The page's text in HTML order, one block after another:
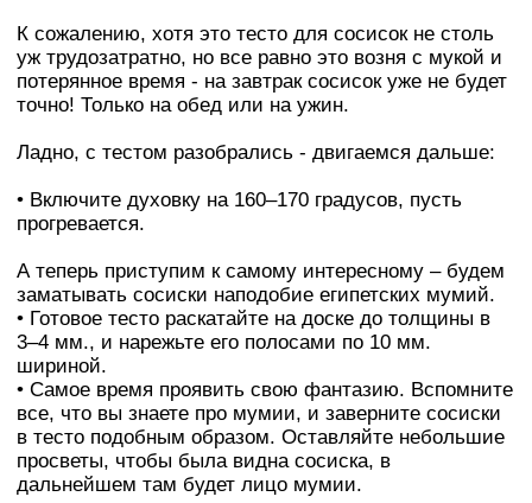
К сожалению, хотя это тесто для сосисок не столь
уж трудозатратно, но все равно это возня с мукой и
потерянное время - на завтрак сосисок уже не будет
точно! Только на обед или на ужин.
Ладно, с тестом разобрались - двигаемся дальше:
• Включите духовку на 160–170 градусов, пусть
прогревается.
А теперь приступим к самому интересному – будем
заматывать сосиски наподобие египетских мумий.
• Готовое тесто раскатайте на доске до толщины в
3–4 мм., и нарежьте его полосами по 10 мм.
шириной.
• Самое время проявить свою фантазию. Вспомните
все, что вы знаете про мумии, и заверните сосиски
в тесто подобным образом. Оставляйте небольшие
просветы, чтобы была видна сосиска, в
дальнейшем там будет лицо мумии.